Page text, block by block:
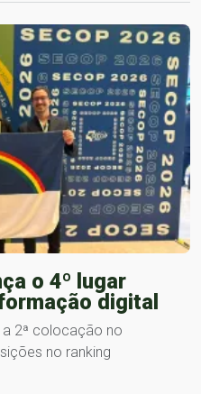
o 4º lugar
digital
2ª colocação no
no ranking